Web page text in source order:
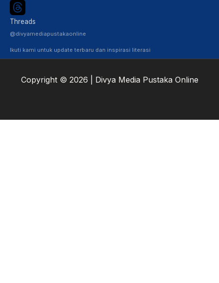
Threads
@divyamediapustakaonline
Ikuti kami untuk update terbaru dan inspirasi literasi
Copyright © 2026 | Divya Media Pustaka Online